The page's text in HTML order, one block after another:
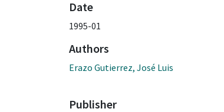
Date
1995-01
Authors
Erazo Gutierrez, José Luis
Publisher